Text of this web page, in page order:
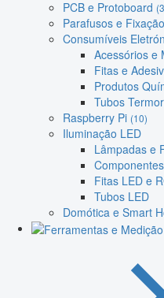
PCB e Protoboard
Parafusos e Fixação
Consumíveis
Acessórios e
Fitas e
Produtos
Tubos
Raspberry Pi (10)
Iluminação LED
Lâmpadas e
Fitas LED e
Tubos LED
Domótica e Smart